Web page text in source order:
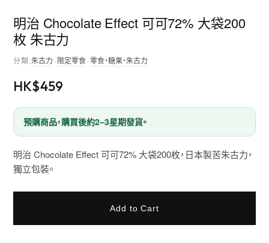
明治 Chocolate Effect 可可72% 大袋200
枚 朱古力
分類:朱古力 · 限定零食·零食・糖果・朱古力
HK$459
預購商品，購買後約2–3星期發貨。
明治 Chocolate Effect 可可72% 大袋200枚，日本製苦朱古力，
獨立包裝。
Add to Cart